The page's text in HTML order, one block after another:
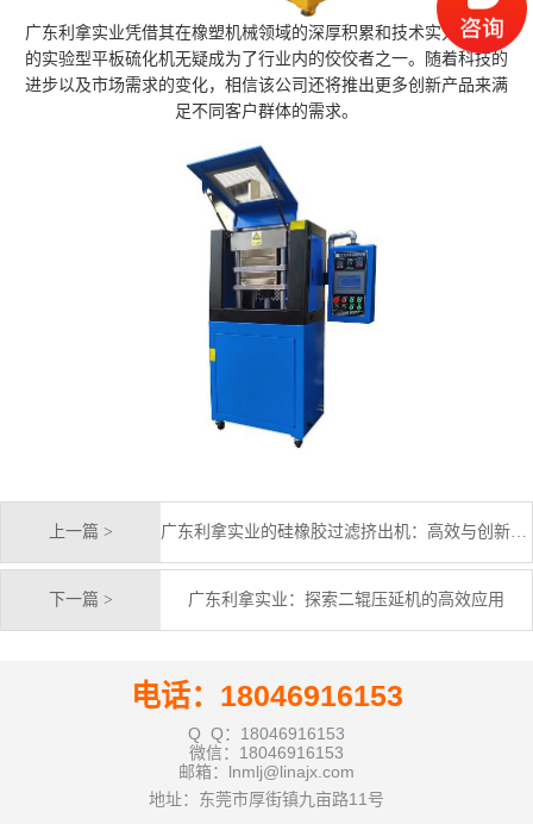
广东利拿实业凭借其在橡塑机械领域的深厚积累和技术实力，推出
的实验型平板硫化机无疑成为了行业内的佼佼者之一。随着科技的
进步以及市场需求的变化，相信该公司还将推出更多创新产品来满
足不同客户群体的需求。
上一篇 > 广东利拿实业的硅橡胶过滤挤出机：高效与创新的结合
下一篇 > 广东利拿实业：探索二辊压延机的高效应用
电话：18046916153
Q Q：18046916153
微信：18046916153
邮箱：lnmlj@linajx.com
地址：东莞市厚街镇九亩路11号